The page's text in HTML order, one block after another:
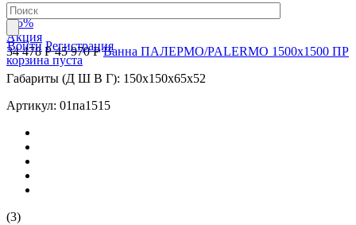
Войти Регистрация
корзина пуста
-25%
Акция
34 478 Р45 970 РВанна ПАЛЕРМО/PALERMO 1500х1500 ПР
Габариты (Д Ш В Г): 150x150x65x52
Артикул: 01па1515
(3)